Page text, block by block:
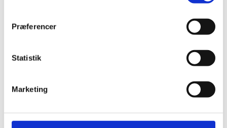
Præferencer
Statistik
Marketing